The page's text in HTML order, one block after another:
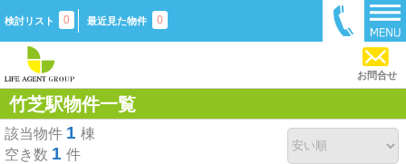
検討リスト 0 最近見た物件 0
お問合せ
竹芝駅物件一覧
該当物件 1 棟
空き数 1 件